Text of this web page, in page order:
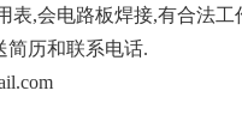
表,会电路板焊接,有合法
简历和联系电话.